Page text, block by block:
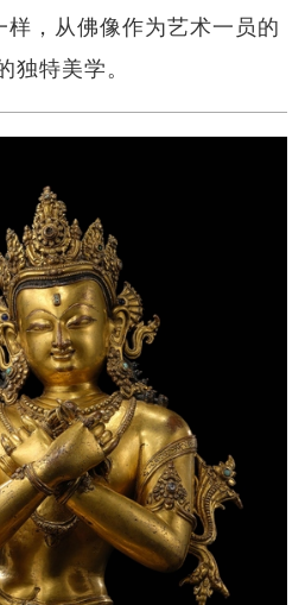
，从佛像作为艺术一员的
特美学。